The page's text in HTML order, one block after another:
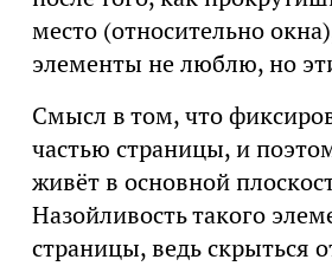
место (относительно
элементы не люблю, но
Смысл в том, что
частью страницы, и
живёт в основной
Назойливость такого
страницы, ведь скрыться